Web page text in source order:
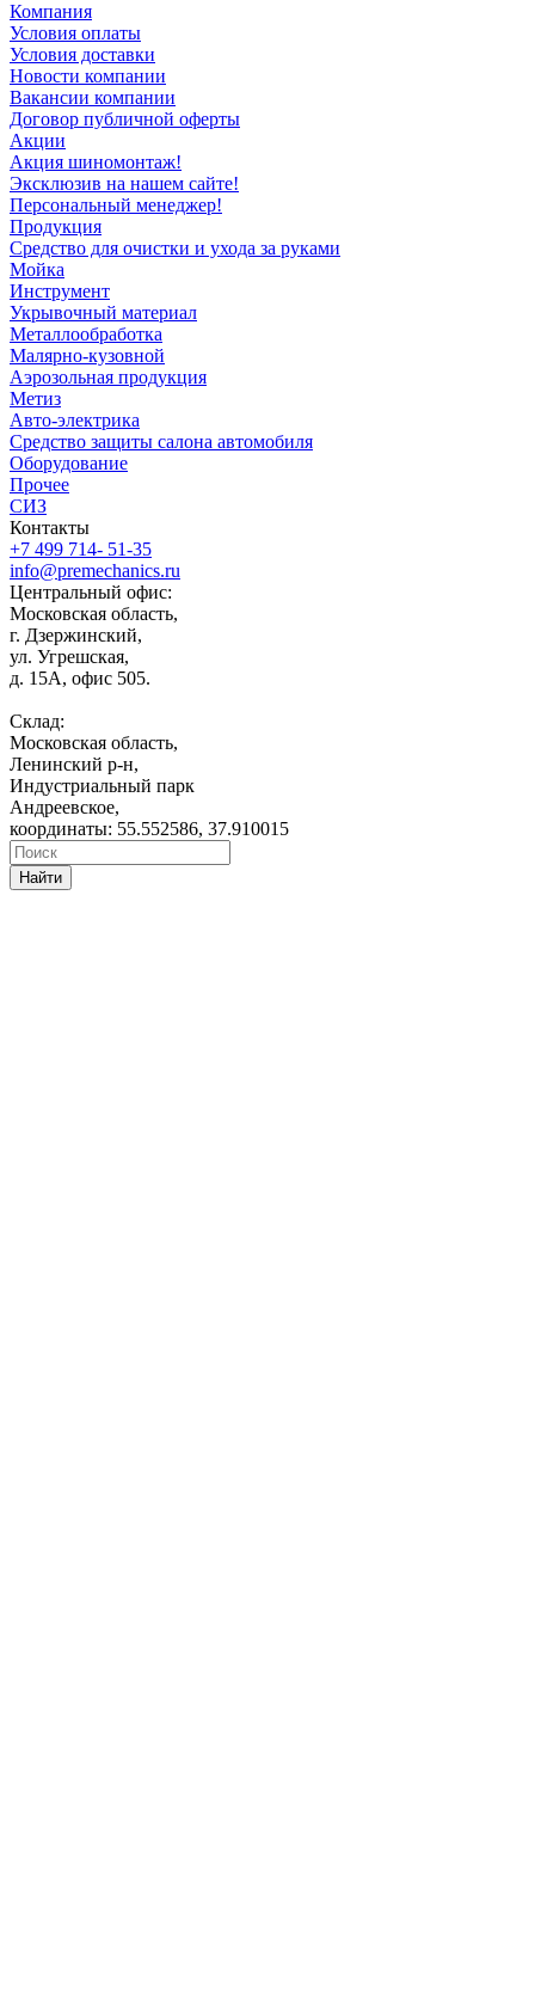
Компания
Условия оплаты
Условия доставки
Новости компании
Вакансии компании
Договор публичной оферты
Акции
Акция шиномонтаж!
Эксклюзив на нашем сайте!
Персональный менеджер!
Продукция
Средство для очистки и ухода за руками
Мойка
Инструмент
Укрывочный материал
Металлообработка
Малярно-кузовной
Аэрозольная продукция
Метиз
Авто-электрика
Средство защиты салона автомобиля
Оборудование
Прочее
СИЗ
Контакты
+7 499 714- 51-35
info@premechanics.ru
Центральный офис:
Московская область,
г. Дзержинский,
ул. Угрешская,
д. 15А, офис 505.
Склад:
Московская область,
Ленинский р-н,
Индустриальный парк
Андреевское,
координаты: 55.552586, 37.910015
Найти